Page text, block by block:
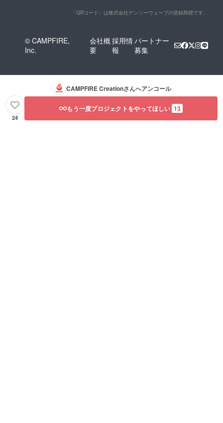
「QRコード」は株式会社デンソーウェーブの登録商標です。
© CAMPFIRE,
Inc.
会社概
要
採用情
報
パートナー
募集
CAMPFIRE Creationさんへアンコール
24
もう一度プロジェクトをやってほしい 13